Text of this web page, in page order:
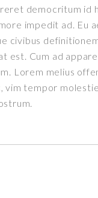
democritum id
impedit ad. Eu
civibus
est. Cum ad
Lorem melius
vim tempor